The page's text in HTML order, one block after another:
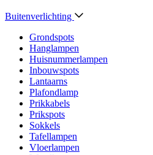
Buitenverlichting
Grondspots
Hanglampen
Huisnummerlampen
Inbouwspots
Lantaarns
Plafondlamp
Prikkabels
Prikspots
Sokkels
Tafellampen
Vloerlampen